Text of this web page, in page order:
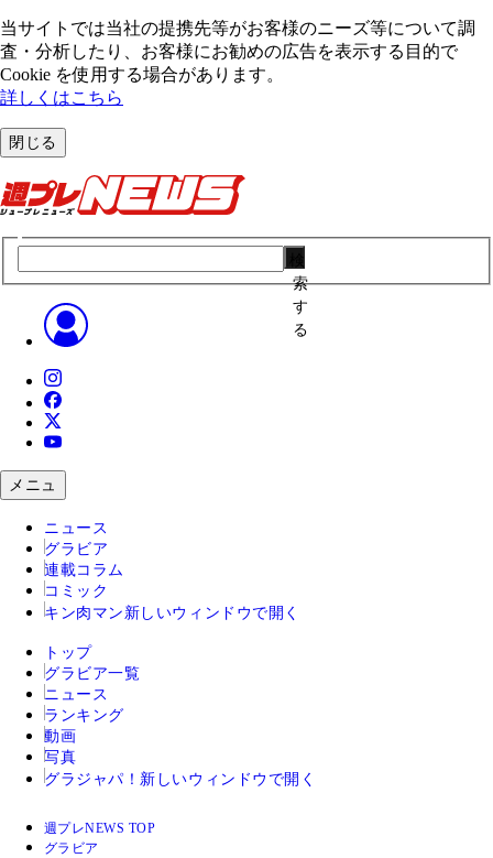
当サイトでは当社の提携先等がお客様のニーズ等について調
査・分析したり、お客様にお勧めの広告を表⽰する⽬的で
Cookie を使⽤する場合があります。
詳しくはこちら
閉じる
索
す
る
メニュ
ニュース
グラビア
連載コラム
コミック
キン肉マン 新しいウィンドウで開く
トップ
グラビア一覧
ニュース
ランキング
動画
写真
グラジャパ！ 新しいウィンドウで開く
週プレNEWS TOP
グラビア